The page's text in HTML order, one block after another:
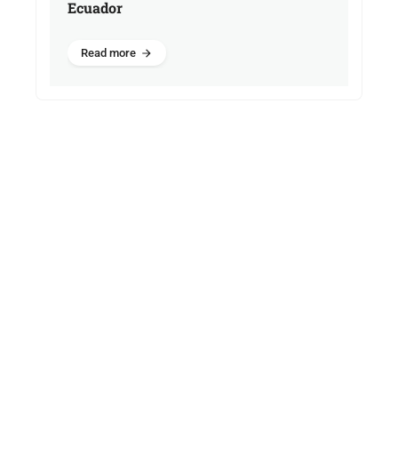
Ecuador
Read more